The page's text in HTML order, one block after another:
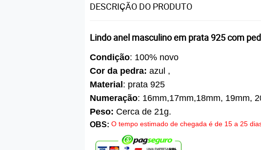
DESCRIÇÃO DO PRODUTO
Lindo anel masculino em prata 925 com
Condição: 100% novo
Cor da pedra: azul ,
Material : prata 925
Numeração: 16mm,17mm,18mm, 19mm,
Peso: Cerca de 21g.
OBS: O tempo estimado de chegada é de 15 a 25